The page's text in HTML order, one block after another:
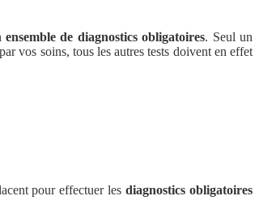
ensemble de diagnostics obligatoires. Seul un
vos soins, tous les autres tests doivent en effet
pour effectuer lesdiagnostics obligatoires